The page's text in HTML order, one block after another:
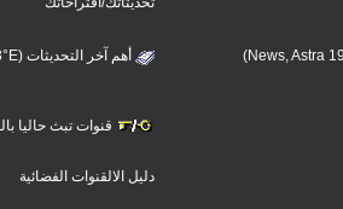
أهم آخر التحديثات (News, Hotbird 13°E)
قنوات تبث حاليا
دليل الالقنوات الفضائية